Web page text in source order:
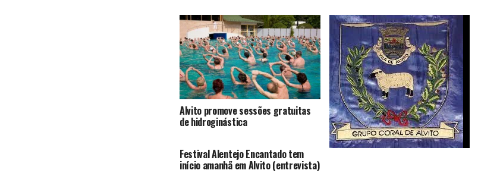
Alvito promove sessões gratuitas
de hidroginástica
Festival Alentejo Encantado tem
início amanhã em Alvito (entrevista)